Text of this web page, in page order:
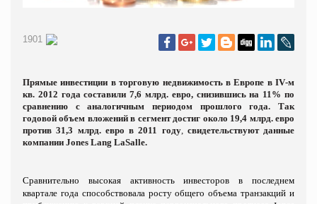
1901
Прямые инвестиции в торговую недвижимость в Европе в IV-м
кв. 2012 года составили 7,6 млрд. евро, снизившись на 11% по
сравнению с аналогичным периодом прошлого года. Так
годовой объем вложений в сегмент достиг около 19,4 млрд. евро
против 31,3 млрд. евро в 2011 году, свидетельствуют данные
компании Jones Lang LaSalle.
Сравнительно высокая активность инвесторов в последнем
квартале года способствовала росту общего объема транзакций и